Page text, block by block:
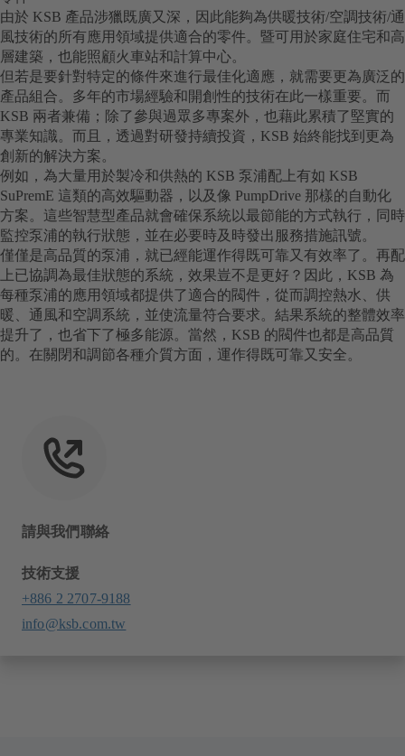
由於 KSB 產品涉獵既廣又深，因此能夠為供暖技術/空調技術/通
風技術的所有應用領域提供適合的零件。暨可用於家庭住宅和高
層建築，也能照顧火車站和計算中心。
但若是要針對特定的條件來進行最佳化適應，就需要更為廣泛的
產品組合。多年的市場經驗和開創性的技術在此一樣重要。而
KSB 兩者兼備；除了參與過眾多專案外，也藉此累積了堅實的
專業知識。而且，透過對研發持續投資，KSB 始終能找到更為
創新的解決方案。
例如，為大量用於製冷和供熱的 KSB 泵浦配上有如 KSB
SuPremE 這類的高效驅動器，以及像 PumpDrive 那樣的自動化
方案。這些智慧型產品就會確保系統以最節能的方式執行，同時
監控泵浦的執行狀態，並在必要時及時發出服務措施訊號。
僅僅是高品質的泵浦，就已經能運作得既可靠又有效率了。再配
上已協調為最佳狀態的系統，效果豈不是更好？因此，KSB 為
每種泵浦的應用領域都提供了適合的閥件，從而調控熱水、供
暖、通風和空調系統，並使流量符合要求。結果系統的整體效率
提升了，也省下了極多能源。當然，KSB 的閥件也都是高品質
的。在關閉和調節各種介質方面，運作得既可靠又安全。
請與我們聯絡
技術支援
+886 2 2707-9188
info@ksb.com.tw